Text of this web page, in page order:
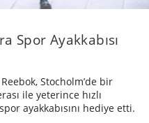
Spor Ayakkabısı
Stocholm’de bir
ile yeterince hızlı
ayakkabısını hediye etti.